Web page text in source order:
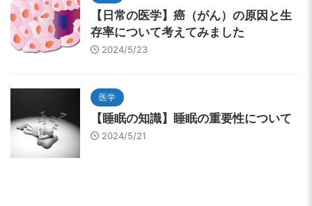
【日常の医学】癌（がん）の原因と生
存率について考えてみました
2024/5/23
医学
【睡眠の知識】睡眠の重要性について
2024/5/21